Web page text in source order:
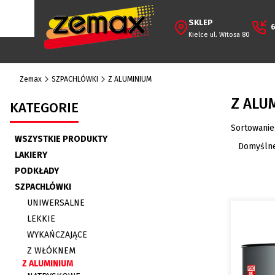
SKLEP
Kielce ul. Witosa 80
Zemax SZPACHLÓWKI Z ALUMINIUM
KATEGORIE
WSZYSTKIE PRODUKTY
LAKIERY
PODKŁADY
SZPACHLÓWKI
UNIWERSALNE
LEKKIE
WYKAŃCZAJĄCE
Z WŁÓKNEM
Z ALUMINIUM
Z
Lista
Sortowanie: